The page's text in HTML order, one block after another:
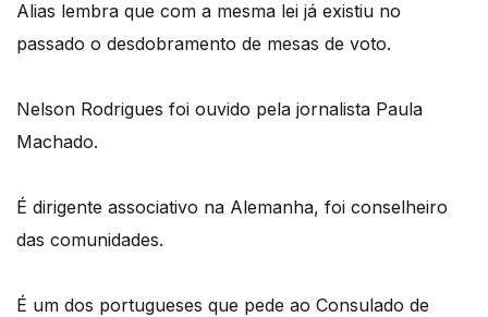
Alias lembra que com a mesma lei já existiu no
passado o desdobramento de mesas de voto.
Nelson Rodrigues foi ouvido pela jornalista Paula
Machado.
É dirigente associativo na Alemanha, foi conselheiro
das comunidades.
É um dos portugueses que pede ao Consulado de